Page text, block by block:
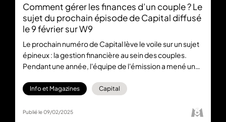
Comment gérer les finances d’un couple ? Le
sujet du prochain épisode de Capital diffusé
le 9 février sur W9
Le prochain numéro de Capital lève le voile sur un sujet
épineux : la gestion financière au sein des couples.
Pendant une année, l'équipe de l'émission a mené une
délicate. L’épisode est diffusé ce dimanche 9 février à
sur M6+.
Info et Magazines Capital
Publié le 09/02/2025